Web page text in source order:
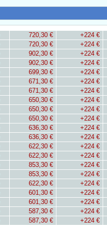
720,30 € +224 €
720,30 € +224 €
902,30 € +224 €
902,30 € +224 €
699,30 € +224 €
671,30 € +224 €
671,30 € +224 €
650,30 € +224 €
650,30 € +224 €
650,30 € +224 €
636,30 € +224 €
636,30 € +224 €
622,30 € +224 €
622,30 € +224 €
853,30 € +224 €
853,30 € +224 €
622,30 € +224 €
601,30 € +224 €
601,30 € +224 €
587,30 € +224 €
587,30 € +224 €